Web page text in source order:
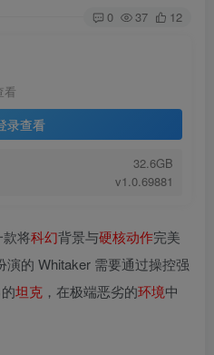
0 37 12
看
录查看
32.6GB
v1.0.69881
款将科幻背景与硬核动作完美
的 Whitaker 需要通过操控强
坦克 ，在极端恶劣的环境中